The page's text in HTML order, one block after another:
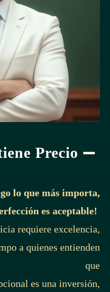
Precio
lo que más importa,
es aceptable!
requiere excelencia,
a quienes entienden
que
es una inversión,